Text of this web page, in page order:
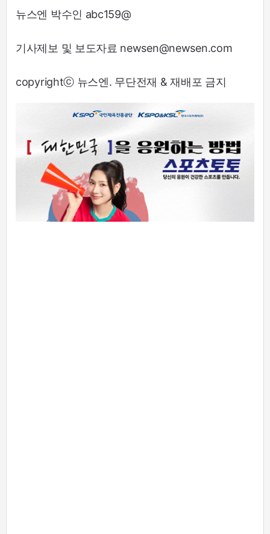
뉴스엔 박수인 abc159@
기사제보 및 보도자료 newsen@newsen.com
copyrightⓒ 뉴스엔. 무단전재 & 재배포 금지